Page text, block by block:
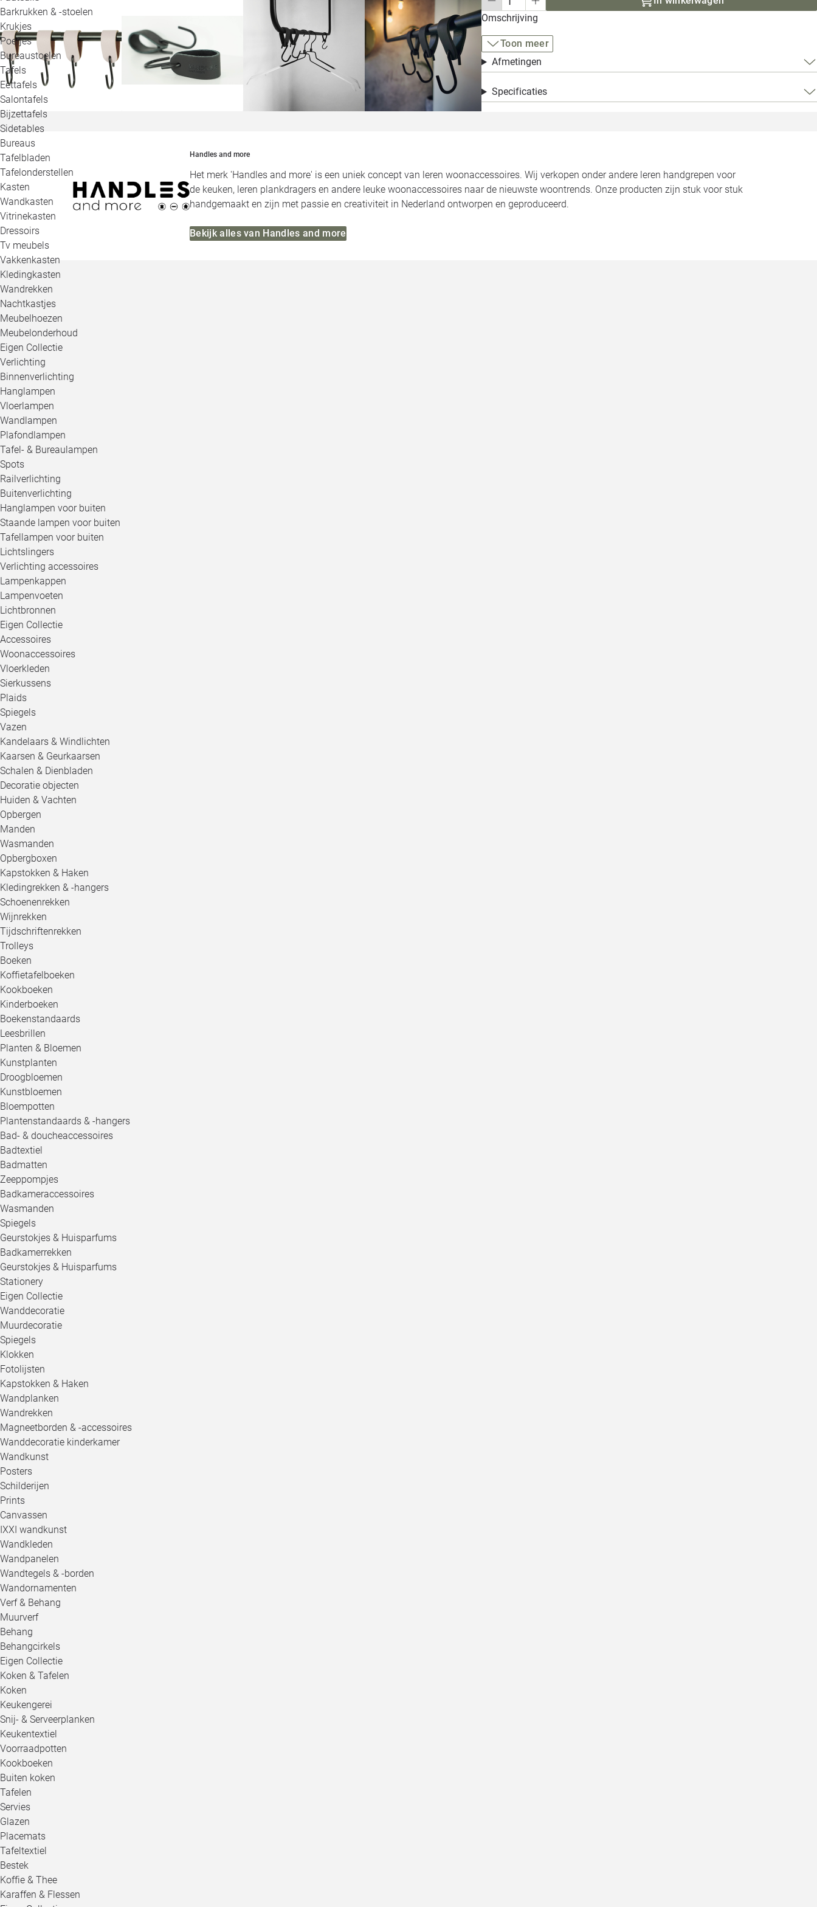
Barkrukken & -stoelen
Krukjes
Poefjes
Bureaustoelen
Tafels
Eettafels
Salontafels
Bijzettafels
Sidetables
Bureaus
Tafelbladen
Tafelonderstellen
Kasten
Wandkasten
Vitrinekasten
Dressoirs
Tv meubels
Vakkenkasten
Kledingkasten
Wandrekken
Nachtkastjes
Meubelhoezen
Meubelonderhoud
Eigen Collectie
Verlichting
Binnenverlichting
Hanglampen
Vloerlampen
Wandlampen
Plafondlampen
Tafel- & Bureaulampen
Spots
Railverlichting
Buitenverlichting
Hanglampen voor buiten
Staande lampen voor buiten
Tafellampen voor buiten
Lichtslingers
Verlichting accessoires
Lampenkappen
Lampenvoeten
Lichtbronnen
Eigen Collectie
Accessoires
Woonaccessoires
Vloerkleden
Sierkussens
Plaids
Spiegels
Vazen
Kandelaars & Windlichten
Kaarsen & Geurkaarsen
Schalen & Dienbladen
Decoratie objecten
Huiden & Vachten
Opbergen
Manden
Wasmanden
Opbergboxen
Kapstokken & Haken
Kledingrekken & -hangers
Schoenenrekken
Wijnrekken
Tijdschriftenrekken
Trolleys
Boeken
Koffietafelboeken
Kookboeken
Kinderboeken
Boekenstandaards
Leesbrillen
Planten & Bloemen
Kunstplanten
Droogbloemen
Kunstbloemen
Bloempotten
Plantenstandaards & -hangers
Bad- & doucheaccessoires
Badtextiel
Badmatten
Zeeppompjes
Badkameraccessoires
Wasmanden
Spiegels
Geurstokjes & Huisparfums
Badkamerrekken
Geurstokjes & Huisparfums
Stationery
Eigen Collectie
Wanddecoratie
Muurdecoratie
Spiegels
Klokken
Fotolijsten
Kapstokken & Haken
Wandplanken
Wandrekken
Magneetborden & -accessoires
Wanddecoratie kinderkamer
Wandkunst
Posters
Schilderijen
Prints
Canvassen
IXXI wandkunst
Wandkleden
Wandpanelen
Wandtegels & -borden
Wandornamenten
Verf & Behang
Muurverf
Behang
Behangcirkels
Eigen Collectie
Koken & Tafelen
Koken
Keukengerei
Snij- & Serveerplanken
Keukentextiel
Voorraadpotten
Kookboeken
Buiten koken
Tafelen
Servies
Glazen
Placemats
Tafeltextiel
Bestek
Koffie & Thee
Karaffen & Flessen
Alle
Omschrijving
Toon meer
Afmetingen
Specificaties
Handles and more
Het merk 'Handles and more' is een uniek concept van leren woonaccessoires. Wij verkopen onder andere leren handgrepen voor
de keuken, leren plankdragers en andere leuke woonaccessoires naar de nieuwste woontrends. Onze producten zijn stuk voor stuk
handgemaakt en zijn met passie en creativiteit in Nederland ontworpen en geproduceerd.
Bekijk alles van Handles and more